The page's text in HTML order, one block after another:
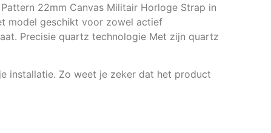
22mm Canvas Militair Horloge Strap in
model geschikt voor zowel actief
Precisie quartz technologie Met zijn quartz
installatie. Zo weet je zeker dat het product